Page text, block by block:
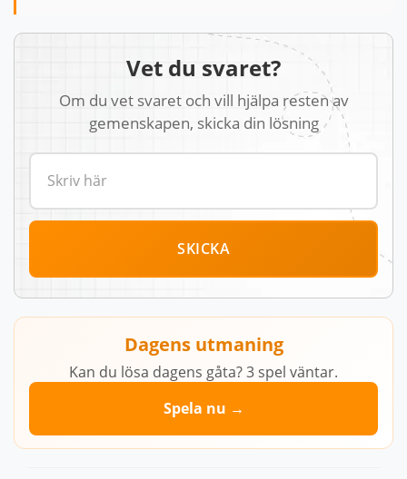
Vet du svaret?
Om du vet svaret och vill hjälpa resten av
gemenskapen, skicka din lösning
SKICKA
Dagens utmaning
Kan du lösa dagens gåta? 3 spel väntar.
Spela nu →